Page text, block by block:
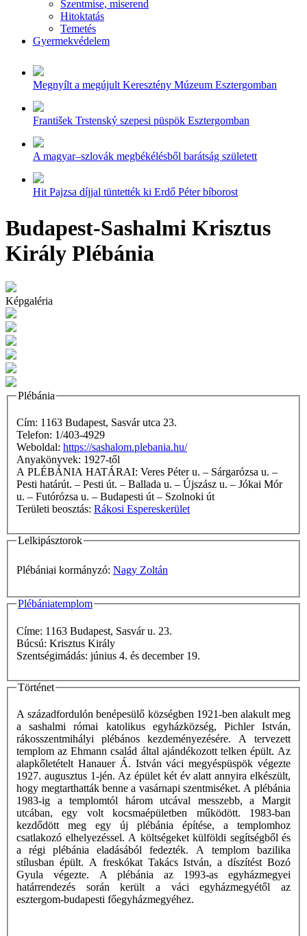
Szentmise, miserend
Hitoktatás
Temetés
Gyermekvédelem
Megnyílt a megújult Keresztény Múzeum Esztergomban
František Trstenský szepesi püspök Esztergomban
A magyar–szlovák megbékélésből barátság született
Hit Pajzsa díjjal tüntették ki Erdő Péter bíborost
Budapest-Sashalmi Krisztus
Király Plébánia
Képgaléria
Plébánia
Cím: 1163 Budapest, Sasvár utca 23.
Telefon: 1/403-4929
Weboldal: https://sashalom.plebania.hu/
Anyakönyvek: 1927-től
A PLÉBÁNIA HATÁRAI: Veres Péter u. – Sárgarózsa u. –
Pesti határút. – Pesti út. – Ballada u. – Újszász u. – Jókai Mór
u. – Futórózsa u. – Budapesti út – Szolnoki út
Területi beosztás: Rákosi Espereskerület
Lelkipásztorok
Plébániai kormányzó: Nagy Zoltán
Plébániatemplom
Címe: 1163 Budapest, Sasvár u. 23.
Búcsú: Krisztus Király
Szentségimádás: június 4. és december 19.
Történet
A századfordulón benépesülő községben 1921-ben alakult meg
a sashalmi római katolikus egyházközség, Pichler István,
rákosszentmihályi plébános kezdeményezésére. A tervezett
templom az Ehmann család által ajándékozott telken épült. Az
alapkőletételt Hanauer Á. István váci megyéspüspök végezte
1927. augusztus 1-jén. Az épület két év alatt annyira elkészült,
hogy megtarthatták benne a vasárnapi szentmiséket. A plébánia
1983-ig a templomtól három utcával messzebb, a Margit
utcában, egy volt kocsmaépületben működött. 1983-ban
kezdődött meg egy új plébánia építése, a templomhoz
csatlakozó elhelyezéssel. A költségeket külföldi segítségből és
a régi plébánia eladásából fedezték. A templom bazilika
stílusban épült. A freskókat Takács István, a díszítést Bozó
Gyula végezte. A plébánia az 1993-as egyházmegyei
határrendezés során került a váci egyházmegyétől az
esztergom-budapesti főegyházmegyéhez.